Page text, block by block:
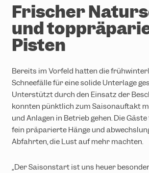
Frischer
und
Pisten
Bereits im Vorfeld hatten die
Schneefälle für eine solide Unterlage
Unterstützt durch den Einsatz der
konnten pünktlich zum Saisonauftakt
und Anlagen in Betrieb gehen. Die
fein präparierte Hänge und
Abfahrten, die Lust auf mehr machten.
„Der Saisonstart ist uns heuer